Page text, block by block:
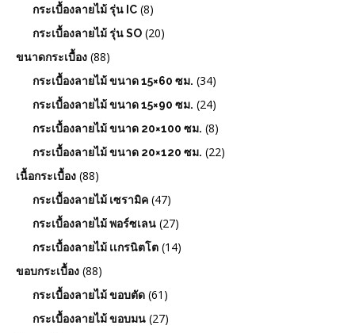
กระเบื้องลายไม้ รุ่น IC (8)
กระเบื้องลายไม้ รุ่น SO (20)
ขนาดกระเบื้อง (88)
กระเบื้องลายไม้ ขนาด 15×60 ซม. (34)
กระเบื้องลายไม้ ขนาด 15×90 ซม. (24)
กระเบื้องลายไม้ ขนาด 20×100 ซม. (8)
กระเบื้องลายไม้ ขนาด 20×120 ซม. (22)
เนื้อกระเบื้อง (88)
กระเบื้องลายไม้ เซรามิค (47)
กระเบื้องลายไม้ พอร์ซเลน (27)
กระเบื้องลายไม้ เเกรนิตโต (14)
ขอบกระเบื้อง (88)
กระเบื้องลายไม้ ขอบตัด (61)
กระเบื้องลายไม้ ขอบมน (27)